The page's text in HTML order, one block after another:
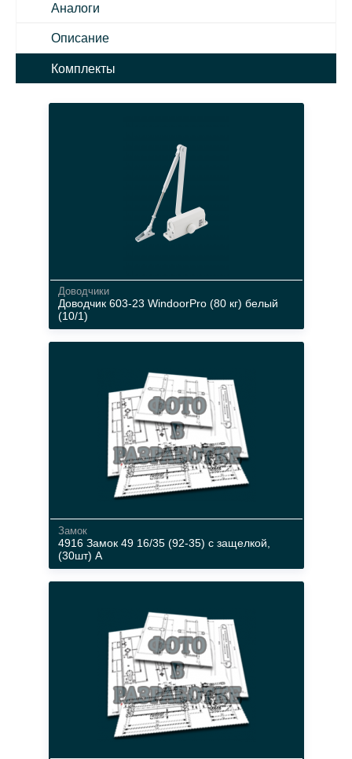
Аналоги
Описание
Комплекты
Доводчики
Доводчик 603-23 WindoorPro (80 кг) белый
(10/1)
до 950 мм
177*65*65
от -30 до +50
180 градусов
Замок
4916 Замок 49 16/35 (92-35) с защелкой,
(30шт) А
16 мм